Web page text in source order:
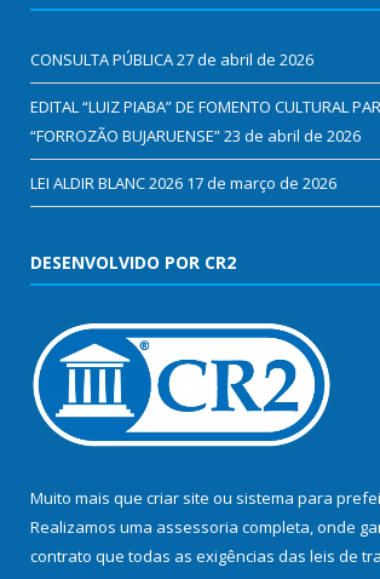
CONSULTA PÚBLICA27 de abril de 2026
EDITAL “LUIZ PIABA” DE FOMENTO CULTURAL
“FORROZÃO BUJARUENSE”23 de abril de 2026
LEI ALDIR BLANC 2026 17 de março de 2026
DESENVOLVIDO POR CR2
Muito mais que criar site ou sistema para
Realizamos uma assessoria completa, onde
contrato que todas as exigências das leis de